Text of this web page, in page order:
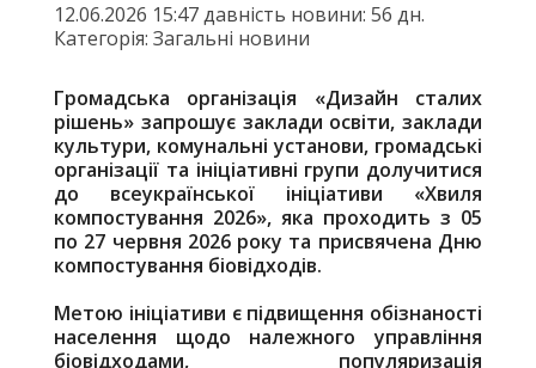
12.06.2026 15:47 давність новини: 56 дн.
Категорія: Загальні новини
Громадська організація «Дизайн сталих
рішень» запрошує заклади освіти, заклади
культури, комунальні установи, громадські
організації та ініціативні групи долучитися
до всеукраїнської ініціативи «Хвиля
компостування 2026», яка проходить з 05
по 27 червня 2026 року та присвячена Дню
компостування біовідходів.
Метою ініціативи є підвищення обізнаності
населення щодо належного управління
біовідходами, популяризація